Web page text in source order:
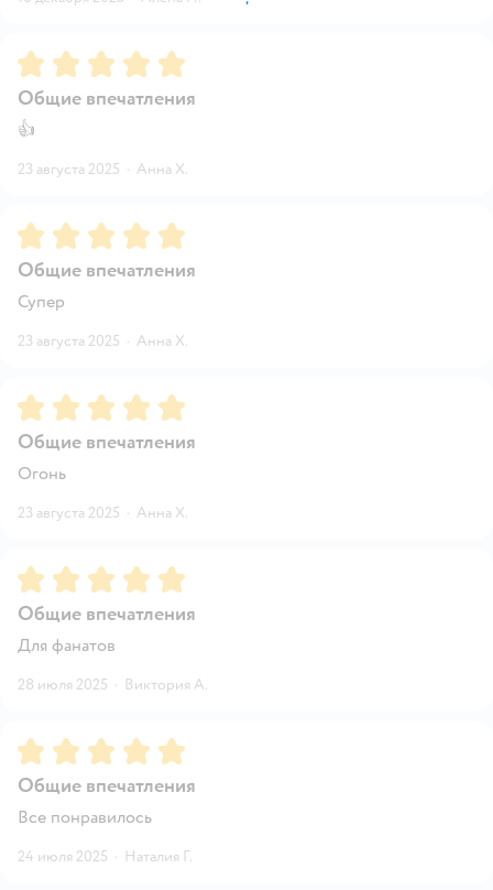
Рейтинг:5
Общие впечатления
👍
23 августа 2025 · Анна Х.
Рейтинг:5
Общие впечатления
Супер
23 августа 2025 · Анна Х.
Рейтинг:5
Общие впечатления
Огонь
23 августа 2025 · Анна Х.
Рейтинг:5
Общие впечатления
Для фанатов
28 июля 2025 · Виктория А.
Рейтинг:5
Общие впечатления
Все понравилось
24 июля 2025 · Наталия Г.